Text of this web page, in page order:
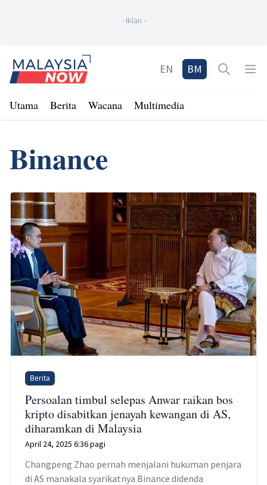
- Iklan -
Home
EN BM Open
Utama Berita Wacana Multimedia
Binance
Berita
Persoalan timbul selepas Anwar raikan bos
kripto disabitkan jenayah kewangan di AS,
diharamkan di Malaysia
April 24, 2025 6:36 pagi
Changpeng Zhao pernah menjalani hukuman penjara
di AS manakala syarikatnya Binance didenda